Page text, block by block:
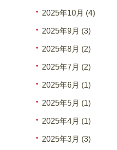
2025年10月 (4)
2025年9月 (3)
2025年8月 (2)
2025年7月 (2)
2025年6月 (1)
2025年5月 (1)
2025年4月 (1)
2025年3月 (3)